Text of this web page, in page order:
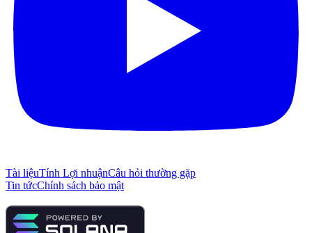
Tài liệuTính Lợi nhuậnCâu hỏi thường gặp
Tin tứcChính sách bảo mật